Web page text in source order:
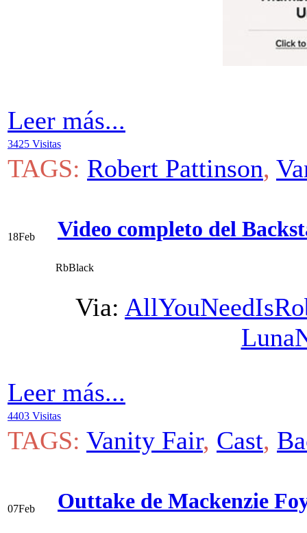
Leer más...
3425 Visitas
TAGS: Robert Pattinson,
18Feb Video completo del
RbBlack
Via:
Leer más...
4403 Visitas
TAGS: Vanity Fair, Cast,
07Feb Outtake de Mackenzie